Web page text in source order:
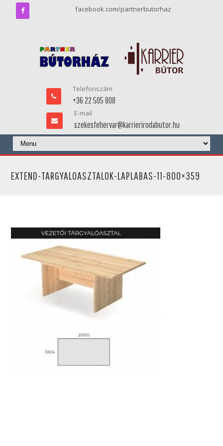
facebook.com/partnerbutorhaz
Telefonszám
+36 22 505 808
E-mail
szekesfehervar@karrierirodabutor.hu
EXTEND-TARGYALOASZTALOK-LAPLABAS-11-800×359